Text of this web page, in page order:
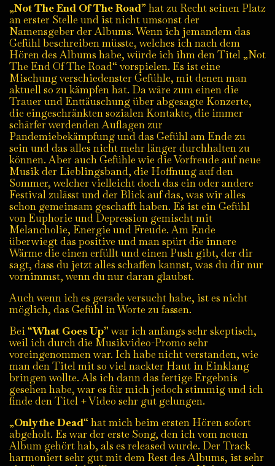
„Not The End Of The Road” hat zu Recht seinen Platz
an erster Stelle und ist nicht umsonst der
Namensgeber der Albums. Wenn ich jemandem das
Gefühl beschreiben müsste, welches ich nach dem
Hören des Albums habe, würde ich ihm den Titel „Not
The End Of The Road“ vorspielen. Es ist eine
Mischung verschiedenster Gefühle, mit denen man
aktuell so zu kämpfen hat. Da wäre zum einen die
Trauer und Enttäuschung über abgesagte Konzerte,
die eingeschränkten sozialen Kontakte, die immer
schärfer werdenden Auflagen zur
Pandemiebekämpfung und das Gefühl am Ende zu
sein und das alles nicht mehr länger durchhalten zu
können. Aber auch Gefühle wie die Vorfreude auf neue
Musik der Lieblingsband, die Hoffnung auf den
Sommer, welcher vielleicht doch das ein oder andere
Festival zulässt und der Blick auf das, was wir alles
schon gemeinsam geschafft haben. Es ist ein Gefühl
von Euphorie und Depression gemischt mit
Melancholie, Energie und Freude. Am Ende
überwiegt das positive und man spürt die innere
Wärme die einen erfüllt und einen Push gibt, der dir
sagt, dass du jetzt alles schaffen kannst, was du dir nur
vornimmst, wenn du nur daran glaubst.
Auch wenn ich es gerade versucht habe, ist es nicht
möglich, das Gefühl in Worte zu fassen.
Bei “What Goes Up” war ich anfangs sehr skeptisch,
weil ich durch die Musikvideo-Promo sehr
voreingenommen war. Ich habe nicht verstanden, wie
man den Titel mit so viel nackter Haut in Einklang
bringen wollte. Als ich dann das fertige Ergebnis
gesehen habe, war es für mich jedoch stimmig und ich
finde den Titel + Video sehr gut gelungen.
„Only the Dead“ hat mich beim ersten Hören sofort
abgeholt. Es war der erste Song, den ich vom neuen
Album gehört hab, als es released wurde. Der Track
harmoniert sehr gut mit dem Rest des Albums, ist sehr